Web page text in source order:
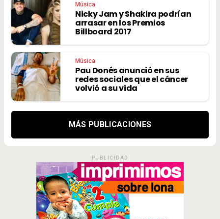
Música
Nicky Jam y Shakira podrían
arrasar en los Premios
Billboard 2017
Música
Pau Donés anunció en sus
redes sociales que el cáncer
volvió a su vida
MÁS PUBLICACIONES
PUBLICIDAD